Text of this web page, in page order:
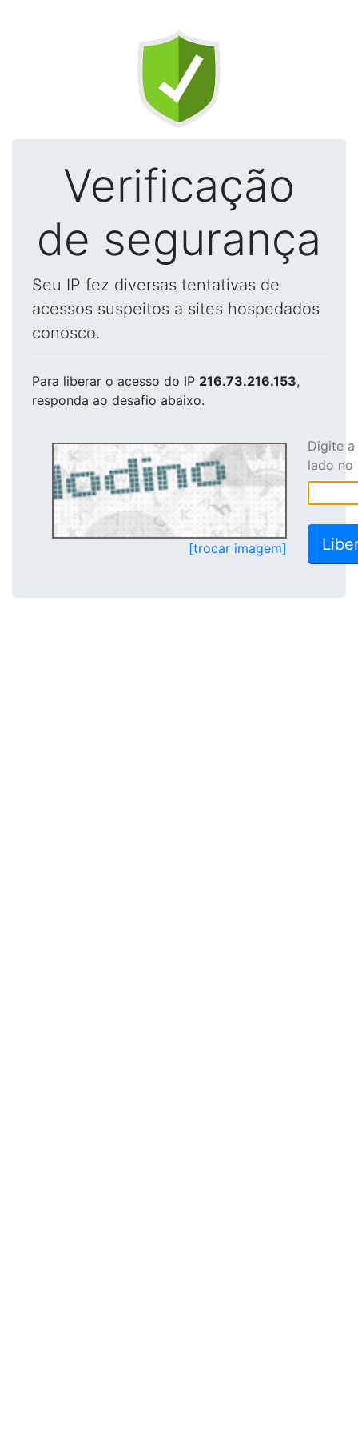
Verificação
de segurança
Seu IP fez diversas tentativas de
acessos suspeitos a sites hospedados
conosco.
Para liberar o acesso do IP 216.73.216.153,
responda ao desafio abaixo.
[trocar imagem]
Digite
lado no